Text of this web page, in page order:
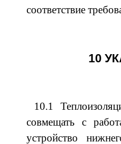
соответствие
10
10.1
совмещать с
устройство